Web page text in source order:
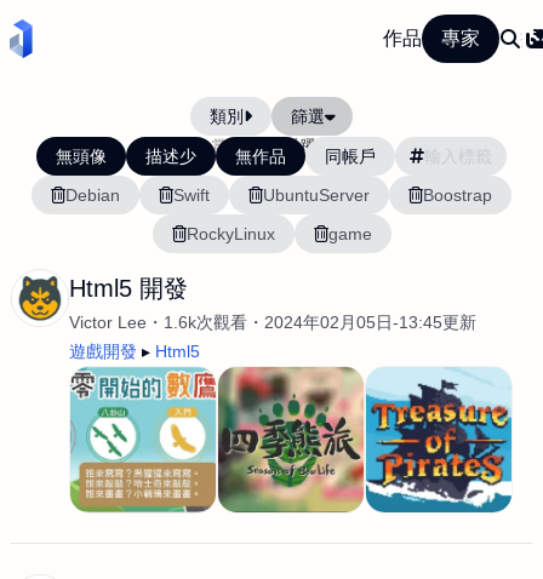
作品 專家
類別 篩選
當前排序: 活躍度
無頭像 描述少 無作品
同帳戶
Debian
Swift UbuntuServer
Boostrap
RockyLinux
game
Html5 開發
Victor Lee 1.6k次觀看
2024年02月05日-13:45更新
遊戲開發
Html5